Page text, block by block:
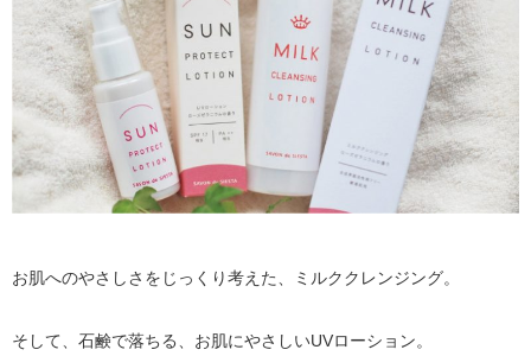
お肌へのやさしさをじっくり考えた、ミルククレンジング。
そして、石鹸で落ちる、お肌にやさしいUVローション。